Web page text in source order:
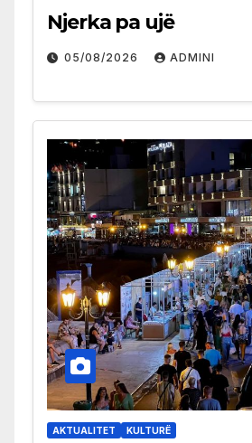
Njerka pa ujë
05/08/2026 ADMINI
AKTUALITET KULTURË